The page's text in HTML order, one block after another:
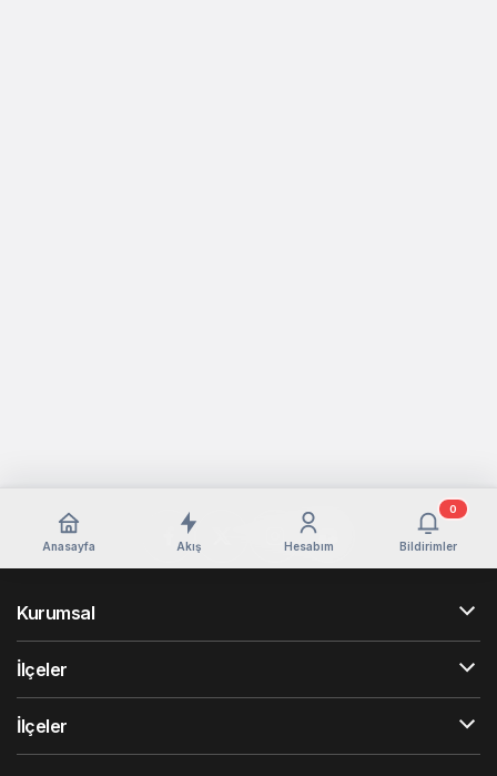
Anasayfa Akış Hesabım Bildirimler
0
Kurumsal
İlçeler
İlçeler